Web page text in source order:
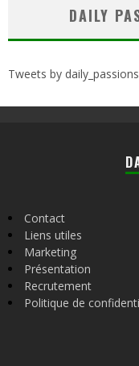
DAILY
Tweets by daily_passions
Contact
Liens utiles
Marketing
Présentation
Recrutement
Politique de